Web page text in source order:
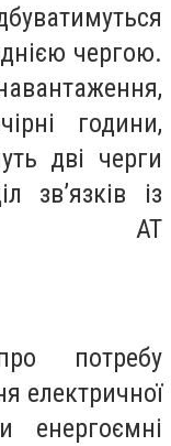
чергою.
години,
дві черги
зв’язків із
АТ
потребу
електричної
енергоємні